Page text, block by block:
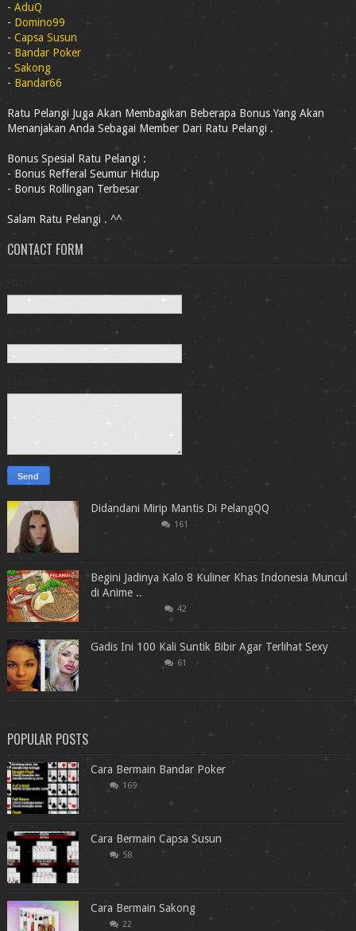
- AduQ
- Domino99
- Capsa Susun
- Bandar Poker
- Sakong
- Bandar66
Ratu Pelangi Juga Akan Membagikan Beberapa Bonus Yang Akan
Menanjakan Anda Sebagai Member Dari Ratu Pelangi .
Bonus Spesial Ratu Pelangi :
- Bonus Refferal Seumur Hidup
- Bonus Rollingan Terbesar
Salam Ratu Pelangi . ^^
CONTACT FORM
Name
Didandani Mirip Mantis Di PelangQQ
161
Begini Jadinya Kalo 8 Kuliner Khas Indonesia Muncul
di Anime ..
42
Gadis Ini 100 Kali Suntik Bibir Agar Terlihat Sexy
61
POPULAR POSTS
Cara Bermain Bandar Poker
169
Cara Bermain Capsa Susun
58
Cara Bermain Sakong
22